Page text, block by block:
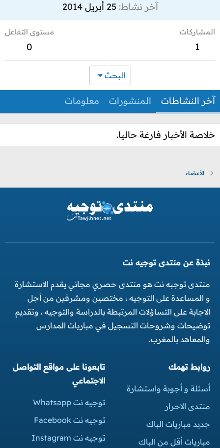
آخر نشاط 25 أبريل 2014
المشاركات
1
مستوى التفاعل
0
البحث
آخر النشاطات المنشورات معلومات
خلاصة الأخبار فارغة حاليا.
الأعضاء
نبذة عن منتدى توجيه نت
منتدى توجبه نت هو منتدى حصري مجاني يقدم الاستشارة
و المساعدة على التوجيه ، مختصين ومشرفين من أجل
الاجابة على التساؤلات المرتبطة بالدراسة والتوجيه ، وتقديم
توضيحات وشروحات التسجيل في مباريات المدارس
والمعاهد بالمغرب.
روابط تهمك
أسئلة و أجوبة واستشارة
منتدى الاحرار
جديد مباريات الباك
مباريات أقل من الباك
تابعونا على مواقع التواصل
الاجتماعي
توجيه نت Whatsapp
توجيه نت Facebook
توجيه نت Instagram